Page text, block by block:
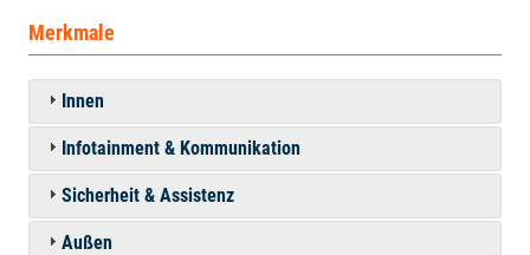
Merkmale
Innen
Infotainment & Kommunikation
Sicherheit & Assistenz
Außen